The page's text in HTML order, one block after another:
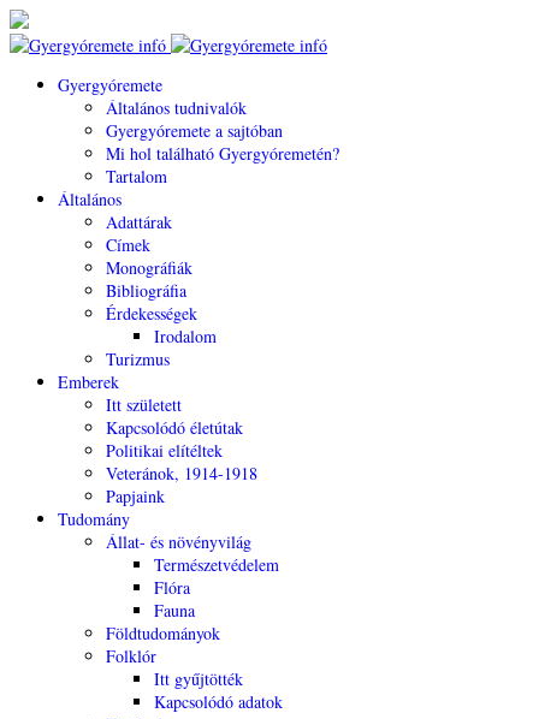
Gyergyóremete
Általános tudnivalók
Gyergyóremete a sajtóban
Mi hol található Gyergyóremetén?
Tartalom
Általános
Adattárak
Címek
Monográfiák
Bibliográfia
Érdekességek
Irodalom
Turizmus
Emberek
Itt született
Kapcsolódó életútak
Politikai elítéltek
Veteránok, 1914-1918
Papjaink
Tudomány
Állat- és növényvilág
Természetvédelem
Flóra
Fauna
Földtudományok
Folklór
Itt gyűjtötték
Kapcsolódó adatok